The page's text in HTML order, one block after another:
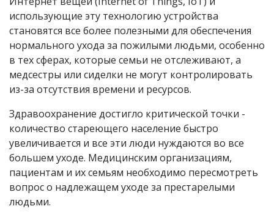
использующие эту технологию устройства
становятся все более полезными для обеспечения
нормального ухода за пожилыми людьми, особенно
в тех сферах, которые семьи не отслеживают, а
медсестры или сиделки не могут контролировать
из-за отсутствия времени и ресурсов.
Здравоохранение достигло критической точки -
количество стареющего население быстро
увеличивается и все эти люди нуждаются во все
большем уходе. Медицинским организациям,
пациентам и их семьям необходимо пересмотреть
вопрос о надлежащем уходе за престарелыми
людьми.